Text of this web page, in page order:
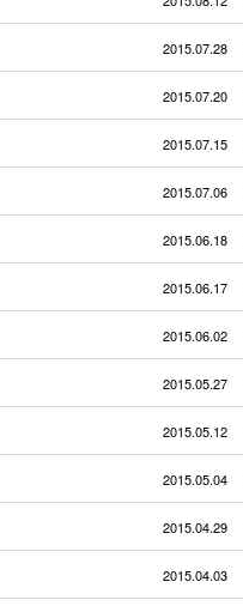
2015.07.28
2015.07.20
2015.07.15
2015.07.06
2015.06.18
2015.06.17
2015.06.02
2015.05.27
2015.05.12
2015.05.04
2015.04.29
2015.04.03